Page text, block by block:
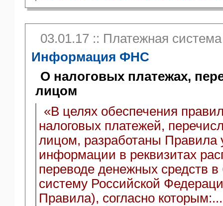
03.01.17 :: Платежная система
Информация ФНС
О налоговых платежах,
лицом
«В целях обеспечения
налоговых платежей,
лицом, разработаны Правила
информации в реквизитах
переводе денежных средств
систему Российской
Правила), согласно